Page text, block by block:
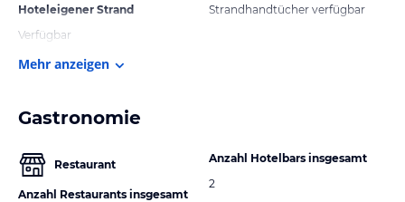
Hoteleigener Strand
Verfügbar
Strandhandtücher verfügbar
Mehr anzeigen
Gastronomie
Restaurant
Anzahl Restaurants insgesamt
Anzahl Hotelbars insgesamt
2